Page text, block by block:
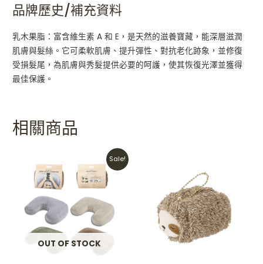
品牌歷史/補充資料
乳木果脂：富含維生素 A 和 E，是天然的滋養寶藏，能深層滋潤
肌膚與髮絲。它可柔軟肌膚、提升彈性、對抗老化跡象，並修復
受損髮尾，為肌膚與秀髮提供必要的呵護，使其恢復光澤並獲得
最佳保護。
相關商品
Sale!
OUT OF STOCK
price
was:
HKD$485.
Current
price
is:
HKD$385.